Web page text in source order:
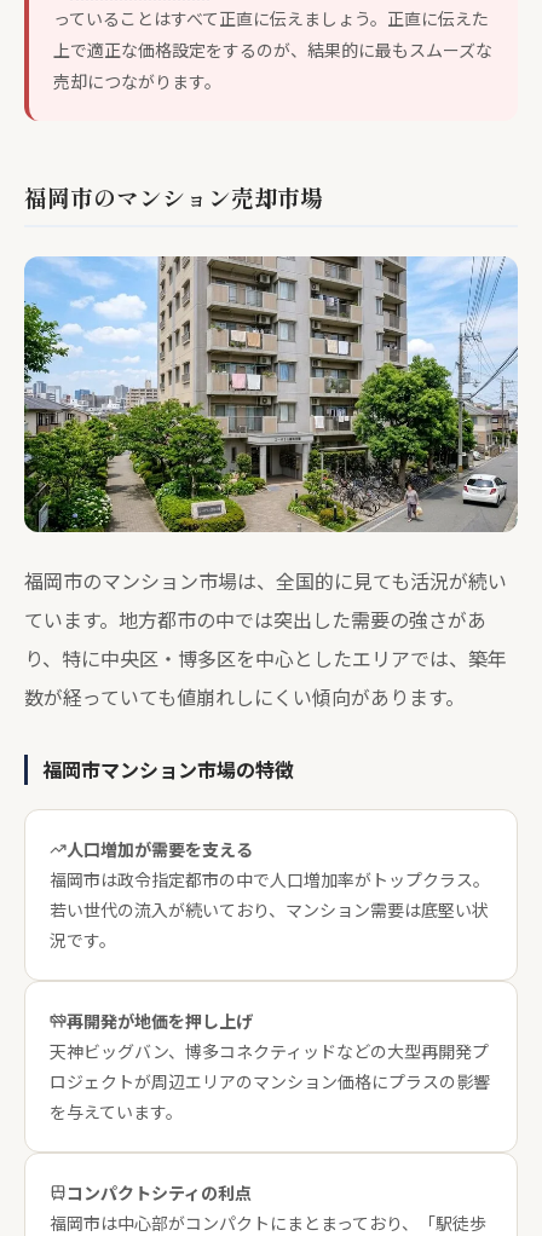
っていることはすべて正直に伝えましょう。正直に伝えた
上で適正な価格設定をするのが、結果的に最もスムーズな
売却につながります。
福岡市のマンション売却市場
福岡市のマンション市場は、全国的に見ても活況が続い
ています。地方都市の中では突出した需要の強さがあ
り、特に中央区・博多区を中心としたエリアでは、築年
数が経っていても値崩れしにくい傾向があります。
福岡市マンション市場の特徴
人口増加が需要を支える
福岡市は政令指定都市の中で人口増加率がトップクラス。
若い世代の流入が続いており、マンション需要は底堅い状
況です。
再開発が地価を押し上げ
天神ビッグバン、博多コネクティッドなどの大型再開発プ
ロジェクトが周辺エリアのマンション価格にプラスの影響
を与えています。
コンパクトシティの利点
福岡市は中心部がコンパクトにまとまっており、「駅徒歩